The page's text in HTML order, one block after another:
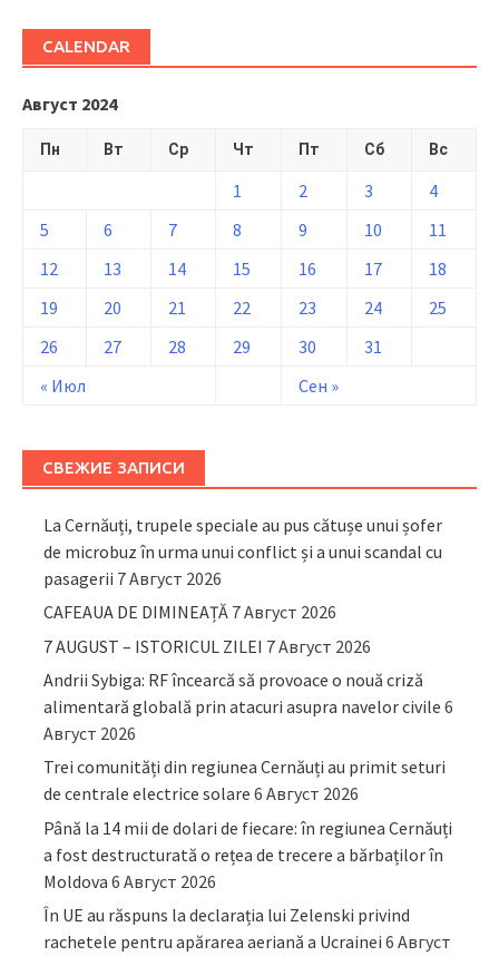
CALENDAR
Август 2024
Пн Вт Ср Чт Пт Сб Вс
« Июл Сен »
1 2 3
4
5
6 7 8 9 10
11
12
13 14 15 16 17
18
19
20 21 22 23 24
25
26
27 28 29 30 31
СВЕЖИЕ ЗАПИСИ
La Cernăuți, trupele speciale au pus cătușe unui șofer
de microbuz în urma unui conflict și a unui scandal cu
pasagerii 7 Август 2026
CAFEAUA DE DIMINEAȚĂ 7 Август 2026
7 AUGUST – ISTORICUL ZILEI 7 Август 2026
Andrii Sybiga: RF încearcă să provoace o nouă criză
alimentară globală prin atacuri asupra navelor civile 6
Август 2026
Trei comunități din regiunea Cernăuți au primit seturi
de centrale electrice solare 6 Август 2026
Până la 14 mii de dolari de fiecare: în regiunea Cernăuți
a fost destructurată o rețea de trecere a bărbaților în
Moldova 6 Август 2026
În UE au răspuns la declarația lui Zelenski privind
rachetele pentru apărarea aeriană a Ucrainei 6 Август